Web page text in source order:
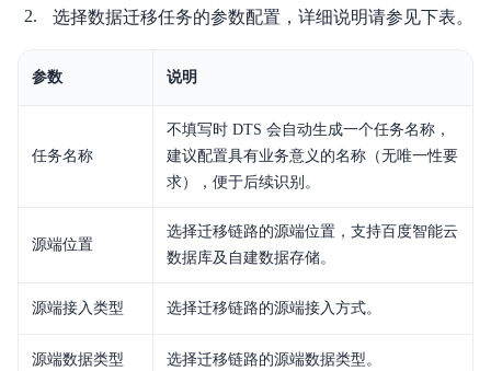
数据校验
监控报警
API参考
服务支持
选择数据迁移任务的参数配置，详细说明请参见下表。
参数 说明
任务名称
不填写时 DTS 会自动生成一个任务名称，
建议配置具有业务意义的名称（无唯一性要
求），便于后续识别。
源端位置
选择迁移链路的源端位置，支持百度智能云
数据库及自建数据存储。
源端接入类型 选择迁移链路的源端接入方式。
源端数据类型 选择迁移链路的源端数据类型。